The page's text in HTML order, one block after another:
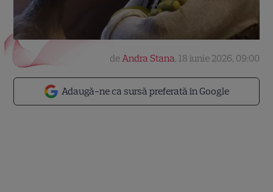
Adaugă-ne ca sursă preferată în Google
deAndra Stana, 18 iunie 2026, 09:00